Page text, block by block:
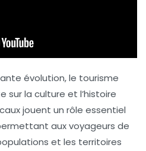
évolution, le tourisme
sur la culture et l’histoire
jouent un rôle essentiel
aux voyageurs de
et les territoires